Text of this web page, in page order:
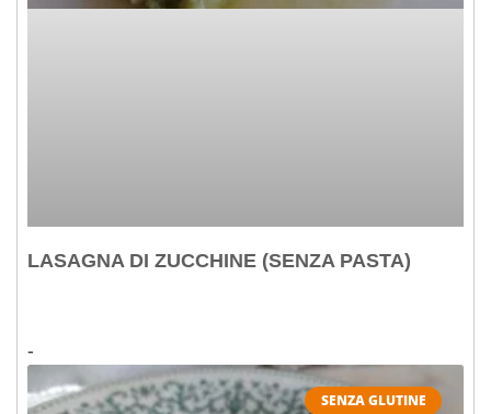
LASAGNA DI ZUCCHINE (SENZA PASTA)
SENZA GLUTINE